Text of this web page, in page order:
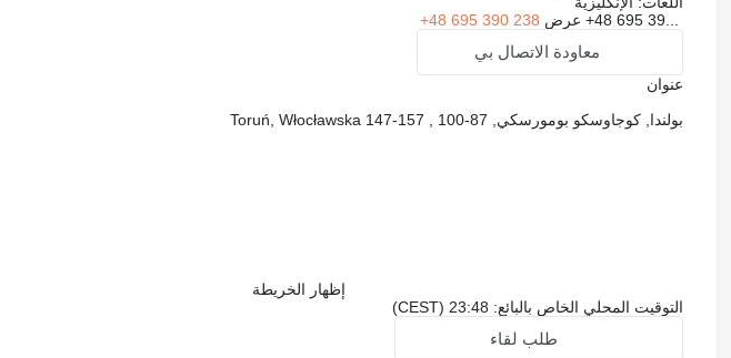
+48 695 39... عرض +48 695 390 238
معاودة الاتصال بي
عنوان
بولندا, كوجاوسكو بومورسكي, 87-100 , Toruń, Włocławska 147-157
إظهار الخريطة
التوقيت المحلي الخاص بالبائع: 23:48 (CEST)
طلب لقاء